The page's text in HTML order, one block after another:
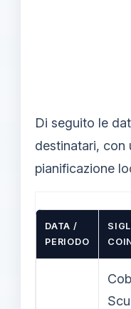
Di seguito le
destinatari, con
pianificazione
DATA /
PERIODO